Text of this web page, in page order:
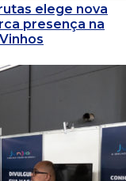
elege nova
presença na